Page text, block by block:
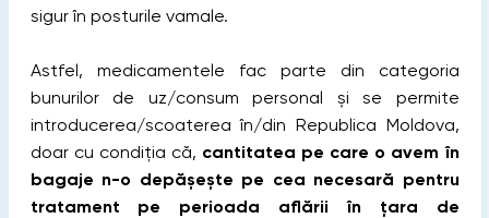
sigur în posturile vamale.
Astfel, medicamentele fac parte din categoria
bunurilor de uz/consum personal şi se permite
introducerea/scoaterea în/din Republica Moldova,
doar cu condiția că, cantitatea pe care o avem în
bagaje n-o depășește pe cea necesară pentru
tratament pe perioada aflării în țara de